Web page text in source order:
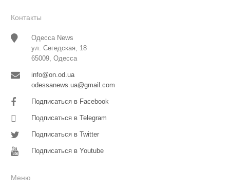
Контакты
Одесса News
ул. Сегедская, 18
65009, Одесса
info@on.od.ua
odessanews.ua@gmail.com
Подписаться в Facebook
Подписаться в Telegram
Подписаться в Twitter
Подписаться в Youtube
Меню